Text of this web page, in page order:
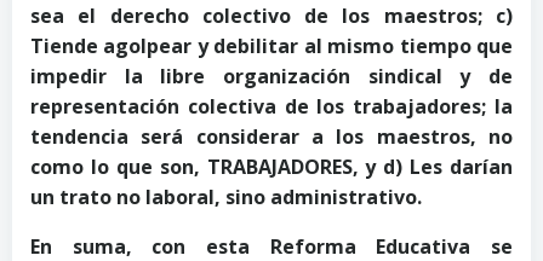
sea el derecho colectivo de los maestros; c)
Tiende agolpear y debilitar al mismo tiempo que
impedir la libre organización sindical y de
representación colectiva de los trabajadores; la
tendencia será considerar a los maestros, no
como lo que son, TRABAJADORES, y d) Les darían
un trato no laboral, sino administrativo.
En suma, con esta Reforma Educativa se